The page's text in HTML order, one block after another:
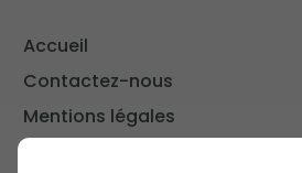
Accueil
Contactez-nous
Mentions légales